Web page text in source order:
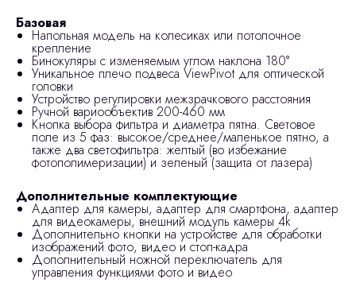
Базовая
Напольная модель на колесиках или потолочное
крепление
Бинокуляры с изменяемым углом наклона 180°
Уникальное плечо подвеса ViewPivot для оптической
головки
Устройство регулировки межзрачкового расстояния
Ручной вариообъектив 200-460 мм
Кнопка выбора фильтра и диаметра пятна. Световое
поле из 5 фаз: высокое/среднее/маленькое пятно, а
также два светофильтра: желтый (во избежание
фотополимеризации) и зеленый (защита от лазера)
Дополнительные комплектующие
Адаптер для камеры, адаптер для смартфона, адаптер
для видеокамеры, внешний модуль камеры 4k
Дополнительно кнопки на устройстве для обработки
изображений фото, видео и стоп-кадра
Дополнительный ножной переключатель для
управления функциями фото и видео